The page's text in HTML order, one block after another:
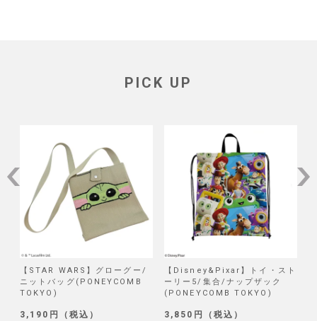
PICK UP
【STAR WARS】グローグー/
ニットバッグ(PONEYCOMB
TOKYO)
3,190円（税込）
【Disney&Pixar】トイ・スト
ーリー5/集合/ナップザック
(PONEYCOMB TOKYO)
3,850円（税込）